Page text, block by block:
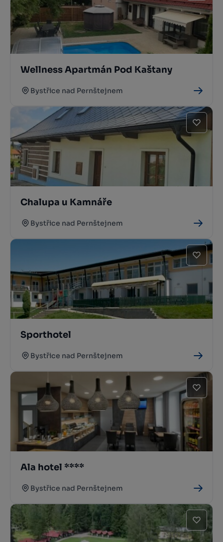
Wellness Apartmán Pod Kaštany
Bystřice nad Pernštejnem
Chalupa u Kamnáře
Bystřice nad Pernštejnem
Sporthotel
Bystřice nad Pernštejnem
Ala hotel ****
Bystřice nad Pernštejnem